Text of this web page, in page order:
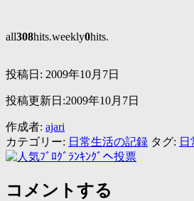
all308hits.weekly0hits.
投稿日: 2009年10月7日
投稿更新日:2009年10月7日
作成者: ajari
カテゴリー: 日常生活の記録 タグ:
コメントする